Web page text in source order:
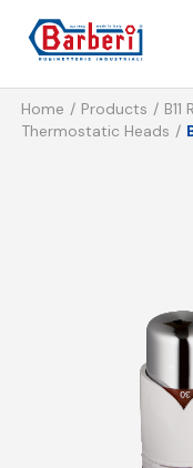
Home Products
Thermostatic Heads